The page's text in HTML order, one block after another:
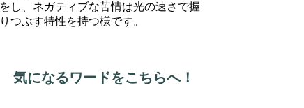
をし、ネガティブな苦情は光の速さで握
りつぶす特性を持つ様です。
気になるワードをこちらへ！